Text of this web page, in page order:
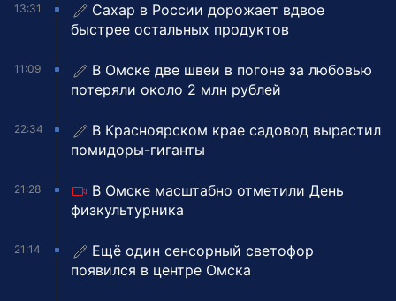
13:31
Сахар в России дорожает вдвое
быстрее остальных продуктов
11:09
В Омске две швеи в погоне за любовью
потеряли около 2 млн рублей
22:34
В Красноярском крае садовод вырастил
помидоры-гиганты
21:28
В Омске масштабно отметили День
физкультурника
21:14
Ещё один сенсорный светофор
появился в центре Омска